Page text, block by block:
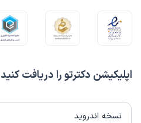
اپلیکیشن دکترتو را دریافت کنید
نسخه اندروید